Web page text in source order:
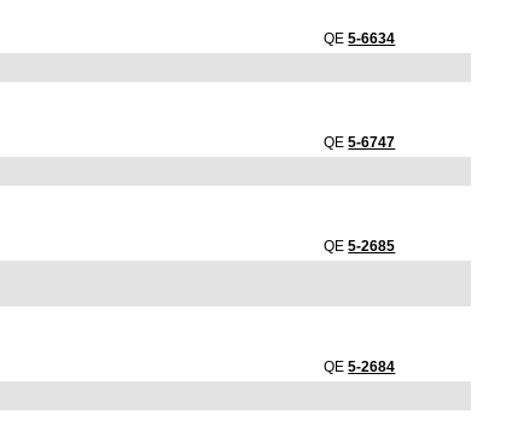
QE5-6634
QE5-6747
QE5-2685
QE5-2684